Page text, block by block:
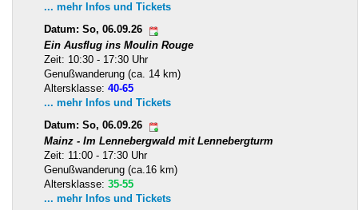
... mehr Infos und Tickets
Datum: So, 06.09.26
Ein Ausflug ins Moulin Rouge
Zeit: 10:30 - 17:30 Uhr
Genußwanderung (ca. 14 km)
Altersklasse: 40-65
... mehr Infos und Tickets
Datum: So, 06.09.26
Mainz - Im Lennebergwald mit Lennebergturm
Zeit: 11:00 - 17:30 Uhr
Genußwanderung (ca.16 km)
Altersklasse: 35-55
... mehr Infos und Tickets